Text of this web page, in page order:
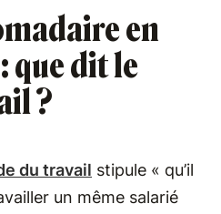
en
que dit le
?
du travail stipule « qu’il
un même salarié